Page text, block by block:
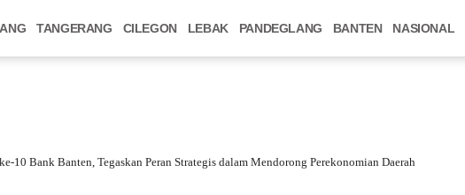
TANGERANG CILEGON LEBAK PANDEGLANG BANTEN NASIONAL
10 Bank Banten, Tegaskan Peran Strategis dalam Mendorong Perekonomian Daerah